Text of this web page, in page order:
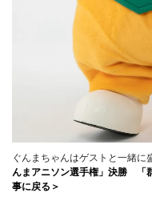
ぐんまちゃんはゲストと一緒
んまアニソン選手権」決勝 「
事に戻る＞